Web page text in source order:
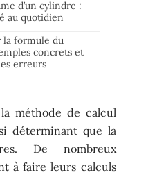
d’un cylindre :
au quotidien
la formule du
concrets et
erreurs
méthode de calcul
déterminant que la
De nombreux
à faire leurs calculs